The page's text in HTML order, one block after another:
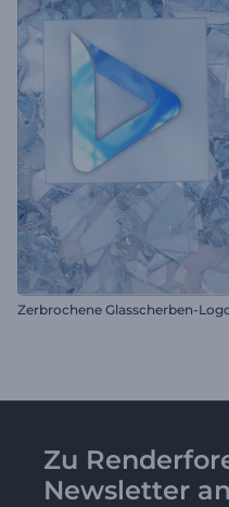
Zerbrochene Glasscherben-
Zu
Newsletter